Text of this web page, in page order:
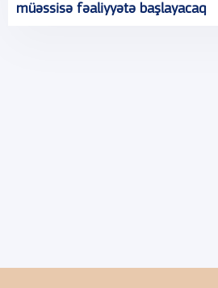
müəssisə fəaliyyətə başlayacaq